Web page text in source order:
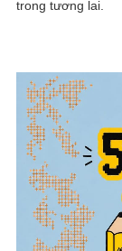
trong tương lai.